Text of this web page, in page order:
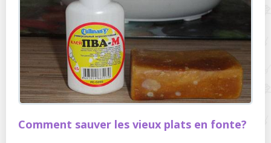
Comment sauver les vieux plats en fonte?